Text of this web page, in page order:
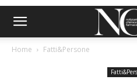
Home Fatti&Persone